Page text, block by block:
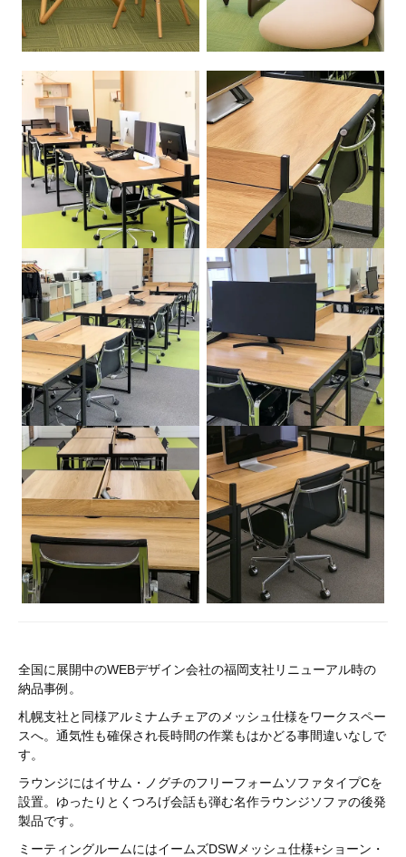
全国に展開中のWEBデザイン会社の福岡支社リニューアル時の
納品事例。
札幌支社と同様アルミナムチェアのメッシュ仕様をワークスペー
スへ。通気性も確保され長時間の作業もはかどる事間違いなしで
す。
ラウンジにはイサム・ノグチのフリーフォームソファタイプCを
設置。ゆったりとくつろげ会話も弾む名作ラウンジソファの後発
製品です。
ミーティングルームにはイームズDSWメッシュ仕様+ショーン・